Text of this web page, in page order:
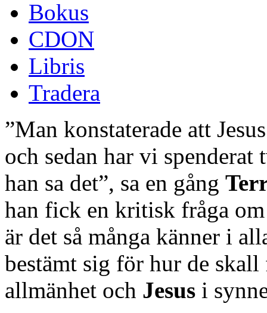
Bokus
CDON
Libris
Tradera
”Man konstaterade att
och sedan har vi spenderat
han sa det”, sa en gång
han fick en kritisk fråga
är det så många känner i
bestämt sig för hur de
allmänhet och Jesus i